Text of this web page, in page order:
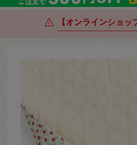
【オンラインショ